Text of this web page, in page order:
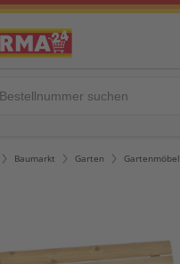
Baumarkt Garten Gartenmöbel